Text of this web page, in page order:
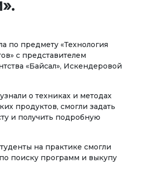
по предмету «Технология
с представителем
«Байсал», Искендеровой
о техниках и методах
продуктов, смогли задать
и получить подробную
на практике смогли
поиску программ и выкупу